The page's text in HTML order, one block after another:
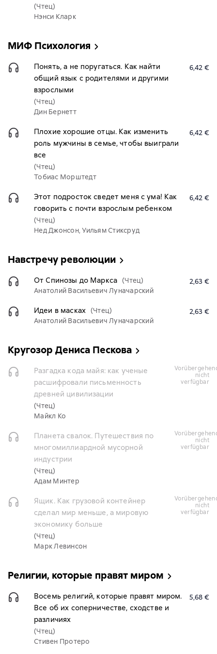
(Чтец)
Нэнси Кларк
МИФ Психология
Понять, а не поругаться. Как найти
общий язык с родителями и другими
взрослыми
(Чтец)
Дин Бернетт
6,42 €
Плохие хорошие отцы. Как изменить
роль мужчины в семье, чтобы выиграли
все
(Чтец)
Тобиас Морштедт
6,42 €
Этот подросток сведет меня с ума! Как
говорить с почти взрослым ребенком
(Чтец)
Нед Джонсон, Уильям Стиксруд
6,42 €
Навстречу революции
От Спинозы до Маркса (Чтец)
Анатолий Васильевич Луначарский
2,63 €
Идеи в масках (Чтец)
Анатолий Васильевич Луначарский
2,63 €
Кругозор Дениса Пескова
Разгадка кода майя: как ученые
расшифровали письменность
древней цивилизации
(Чтец)
Майкл Ко
vorübergehend
nicht
verfügbar
Планета свалок. Путешествия по
многомиллиардной мусорной
индустрии
(Чтец)
Адам Минтер
vorübergehend
nicht
verfügbar
Ящик. Как грузовой контейнер
сделал мир меньше, а мировую
экономику больше
(Чтец)
Марк Левинсон
vorübergehend
nicht
verfügbar
Религии, которые правят миром
Восемь религий, которые правят миром.
Все об их соперничестве, сходстве и
различиях
(Чтец)
Стивен Протеро
5,68 €